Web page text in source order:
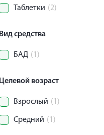
Таблетки (2)
Вид средства
БАД (1)
Целевой возраст
Взрослый (1)
Средний (1)